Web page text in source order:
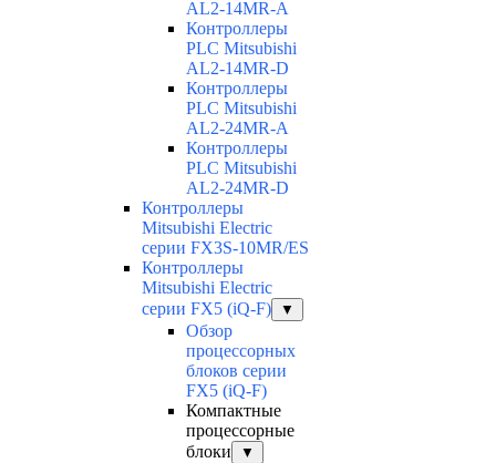
AL2-14MR-A
Контроллеры
PLC Mitsubishi
AL2-14MR-D
Контроллеры
PLC Mitsubishi
AL2-24MR-A
Контроллеры
PLC Mitsubishi
AL2-24MR-D
Контроллеры
Mitsubishi Electric
серии FX3S-10MR/ES
Контроллеры
Mitsubishi Electric
серии FX5 (iQ-F)
▼
Обзор
процессорных
блоков серии
FX5 (iQ-F)
Компактные
процессорные
блоки
▼